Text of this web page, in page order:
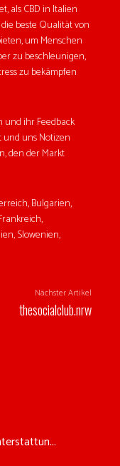
als CBD in Italien
beste Qualität von
um Menschen
zu beschleunigen,
zu bekämpfen
und ihr Feedback
uns Notizen
den der Markt
Bulgarien,
Slowenien,
Nächster Artikel
thesocialclub.nrw